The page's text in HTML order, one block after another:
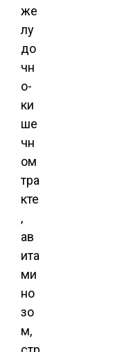
же
лу
до
чн
о-
ки
ше
чн
ом
тра
кте
,
ав
ита
ми
но
зо
м,